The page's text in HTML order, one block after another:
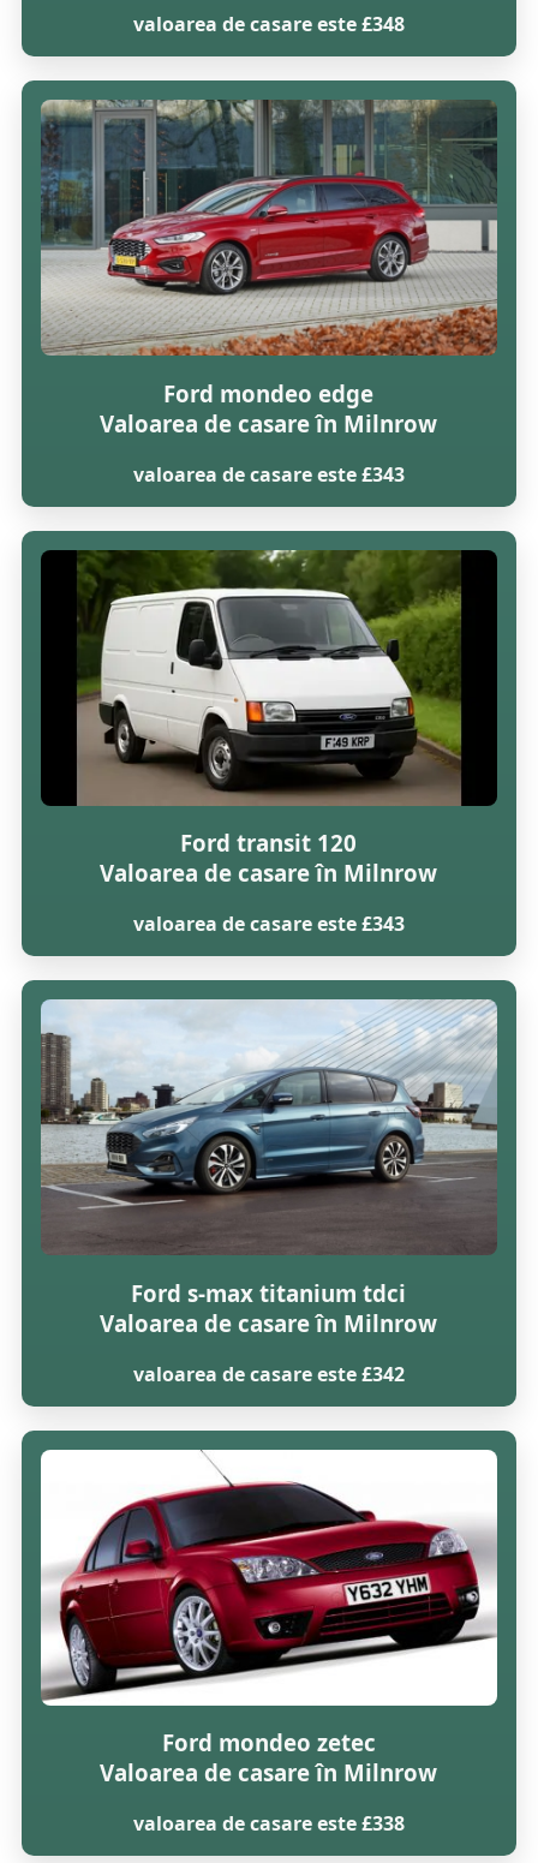
valoarea de casare este £348
Ford mondeo edge
Valoarea de casare în Milnrow
valoarea de casare este £343
Ford transit 120
Valoarea de casare în Milnrow
valoarea de casare este £343
Ford s-max titanium tdci
Valoarea de casare în Milnrow
valoarea de casare este £342
Ford mondeo zetec
Valoarea de casare în Milnrow
valoarea de casare este £338